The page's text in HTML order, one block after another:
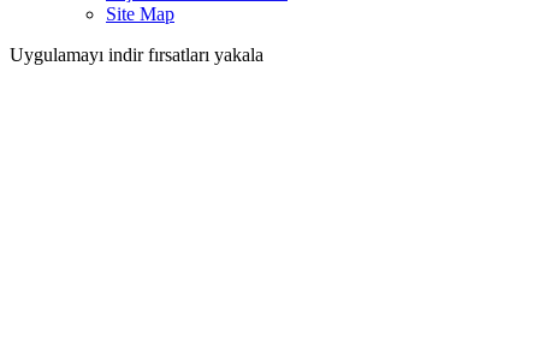
Site Map
Uygulamayı indir fırsatları yakala